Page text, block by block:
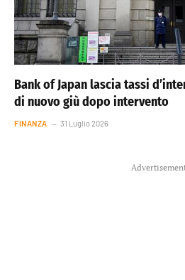
Bank of Japan lascia tassi
di nuovo giù dopo intervento
FINANZA 31 Luglio 2026